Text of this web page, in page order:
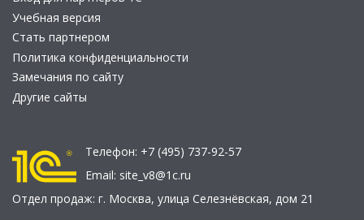
Учебная версия
Стать партнером
Политика конфиденциальности
Замечания по сайту
Другие сайты
Телефон: +7 (495) 737-92-57
Email: site_v8@1c.ru
Отдел продаж: г. Москва, улица Селезнёвская, дом 21